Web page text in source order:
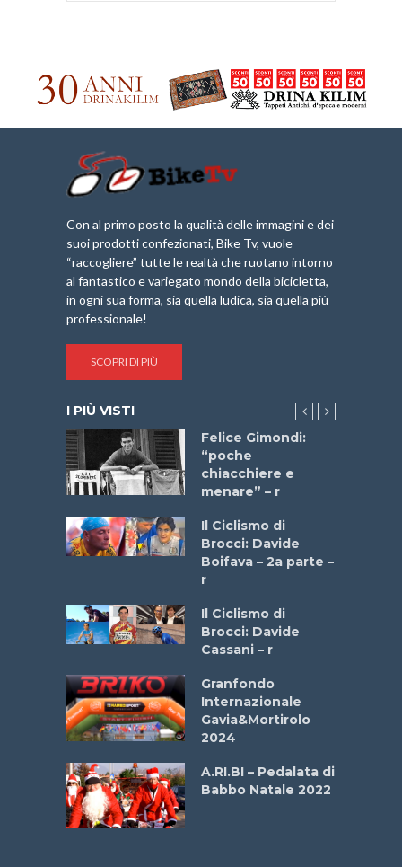
Con al primo posto la qualità delle immagini e dei
suoi prodotti confezionati, Bike Tv, vuole
“raccogliere” tutte le realtà che ruotano intorno
al fantastico e variegato mondo della bicicletta,
in ogni sua forma, sia quella ludica, sia quella più
professionale!
SCOPRI DI PIÙ
I PIÙ VISTI
Felice Gimondi:
“poche
chiacchiere e
menare” – r
Il Ciclismo di
Brocci: Davide
Boifava – 2a parte –
r
Il Ciclismo di
Brocci: Davide
Cassani – r
Granfondo
Internazionale
Gavia&Mortirolo
2024
A.RI.BI – Pedalata di
Babbo Natale 2022